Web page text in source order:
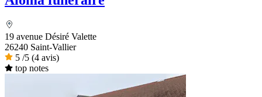
19 avenue Désiré Valette
26240 Saint-Vallier
5 /5 (4 avis)
top notes